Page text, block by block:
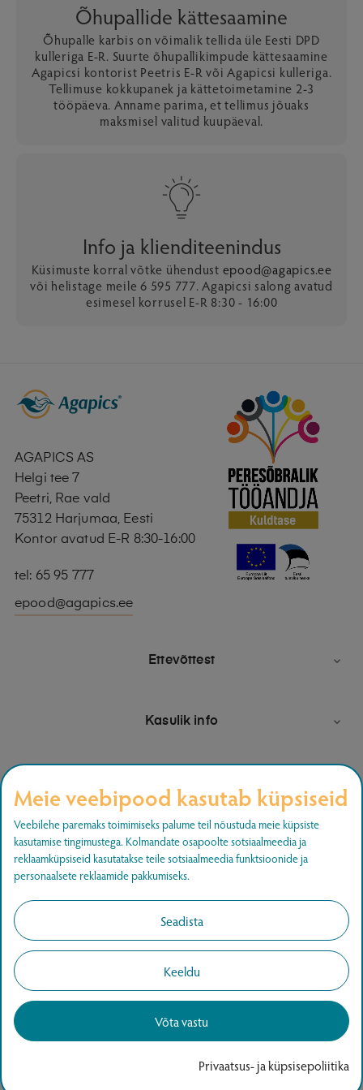
Õhupallide kättesaamine
Õhupalle karbis on võimalik tellida üle Eesti DPD
kulleriga E-R. Suurte õhupallikimpude kättesaamine
Agapicsi kontorist Peetris E-R või Agapicsi kulleriga.
Tellimuse kokkupanek ja kättetoimetamine 2-3
tööpäeva. Anname parima, et tellimus jõuaks
maksmisel valitud kuupäeval.
Info ja klienditeenindus
Küsimuste korral võtke ühendust epood@agapics.ee
või helistage meile 6 595 777. Agapicsi salong avatud
esimesel korrusel E-R 8:30 - 16:00
AGAPICS AS
Helgi tee 7
Peetri, Rae vald
75312 Harjumaa, Eesti
Kontor avatud E-R 8:30-16:00
tel: 65 95 777
epood@agapics.ee
Ettevõttest 
Kasulik info 
Liitu uudiskirjaga
Liitu ja saa teada uutest pakkumistest.
www.agapics.ee
kaitstud.
Meie veebipood kasutab küpsiseid
Veebilehe paremaks toimimiseks palume teil nõustuda meie küpsiste
kasutamise tingimustega. Kolmandate osapoolte sotsiaalmeedia ja
reklaamküpsiseid kasutatakse teile sotsiaalmeedia funktsioonide ja
personaalsete reklaamide pakkumiseks.
Seadista
Keeldu
Võta vastu
Privaatsus- ja küpsisepoliitika